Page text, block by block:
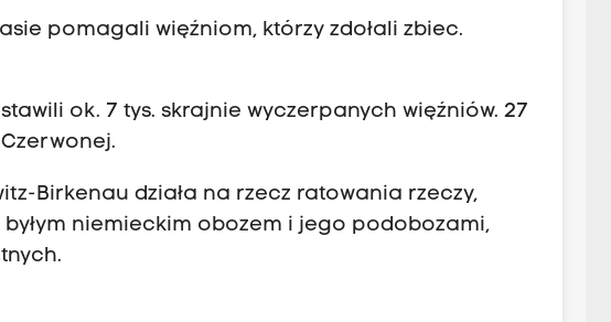
pomagali więźniom, którzy zdołali zbiec.
ok. 7 tys. skrajnie wyczerpanych więźniów. 27
Birkenau działa na rzecz ratowania rzeczy,
niemieckim obozem i jego podobozami,